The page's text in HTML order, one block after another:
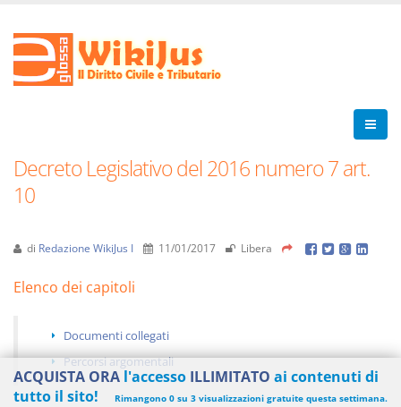
Decreto Legislativo del 2016 numero 7 art.
10
di Redazione WikiJus I 11/01/2017 Libera
Elenco dei capitoli
Documenti collegati
Percorsi argomentali
ACQUISTA ORA l'accesso ILLIMITATO ai contenuti di
tutto il sito!
Rimangono 0 su 3 visualizzazioni gratuite questa settimana.